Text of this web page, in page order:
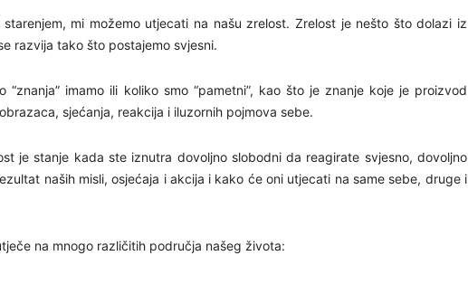
mi možemo utjecati na našu zrelost. Zrelost je nešto što dolazi iz
razvija tako što postajemo svjesni.
imamo ili koliko smo “pametni”, kao što je znanje koje je proizvod
sjećanja, reakcija i iluzornih pojmova sebe.
je stanje kada ste iznutra dovoljno slobodni da reagirate svjesno, dovoljno
naših misli, osjećaja i akcija i kako će oni utjecati na same sebe, druge i
na mnogo različitih područja našeg života: